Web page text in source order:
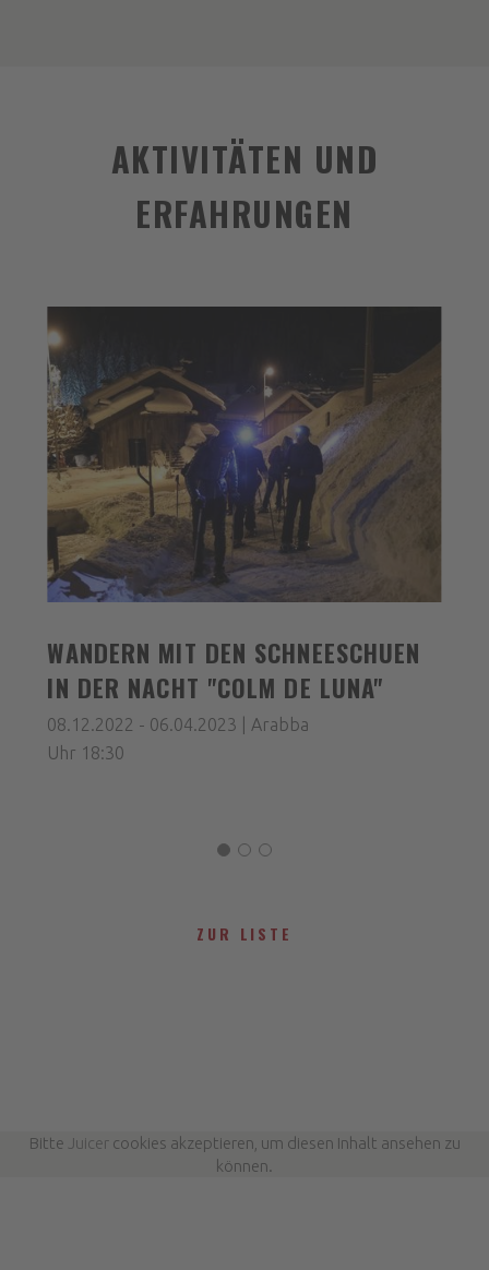
AKTIVITÄTEN UND
ERFAHRUNGEN
WANDERN MIT DEN SCHNEESCHUEN
IN DER NACHT "COLM DE LUNA"
08.12.2022 - 06.04.2023 | Arabba
Uhr 18:30
ZUR LISTE
Bitte Juicercookies akzeptieren, um diesen Inhalt ansehen zu
können.